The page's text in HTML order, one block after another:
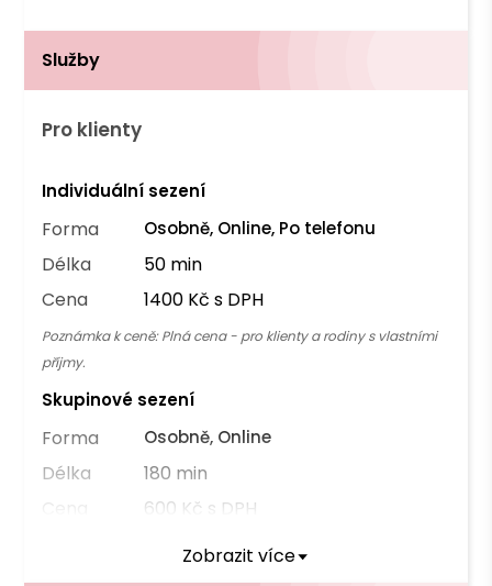
Služby
Pro klienty
Individuální sezení
Forma Osobně, Online, Po telefonu
Délka
50 min
Cena
1400 Kč s DPH
Poznámka k ceně:Plná cena - pro klienty a rodiny s vlastními
příjmy.
Skupinové sezení
Forma Osobně, Online
Délka
180 min
600 Kč s DPH
Daseinsanalytická podpůrná skupina pro
Zobrazit více